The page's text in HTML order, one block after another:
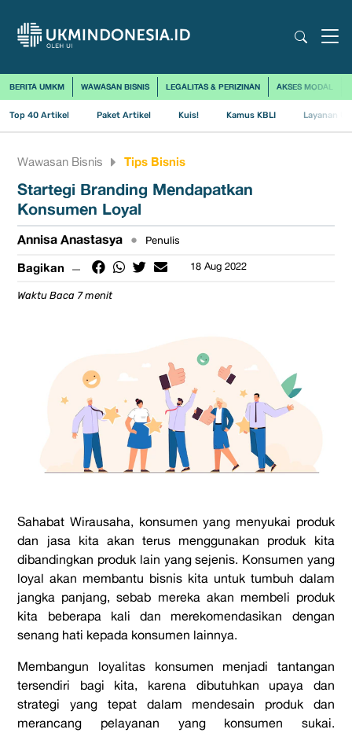
BERITA UMKM WAWASAN BISNIS LEGALITAS & PERIZINAN AKSES MODAL
Top 40 Artikel Paket Artikel Kuis! Kamus KBLI Layanan
Wawasan Bisnis Tips Bisnis
Startegi Branding Mendapatkan
Konsumen Loyal
Annisa Anastasya • Penulis
Bagikan 18 Aug 2022
Waktu Baca 7 menit
Sahabat Wirausaha, konsumen yang menyukai produk
dan jasa kita akan terus menggunakan produk kita
dibandingkan produk lain yang sejenis. Konsumen yang
loyal akan membantu bisnis kita untuk tumbuh dalam
jangka panjang, sebab mereka akan membeli produk
kita beberapa kali dan merekomendasikan dengan
senang hati kepada konsumen lainnya.
Membangun loyalitas konsumen menjadi tantangan
tersendiri bagi kita, karena dibutuhkan upaya dan
strategi yang tepat dalam mendesain produk dan
merancang pelayanan yang konsumen sukai.